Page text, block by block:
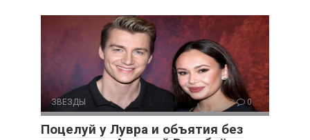
ЗВЕЗДЫ 0
Поцелуй у Лувра и объятия без